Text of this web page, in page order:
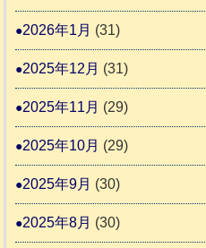
2026年1月 (31)
2025年12月 (31)
2025年11月 (29)
2025年10月 (29)
2025年9月 (30)
2025年8月 (30)